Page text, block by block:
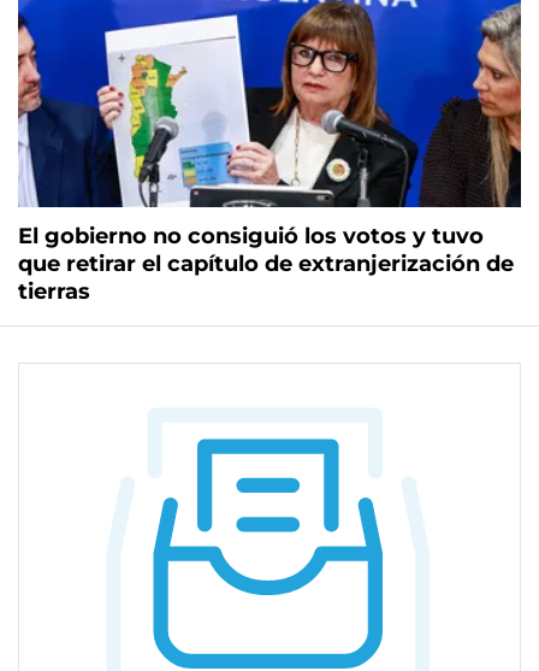
El gobierno no consiguió los votos y tuvo
que retirar el capítulo de extranjerización de
tierras